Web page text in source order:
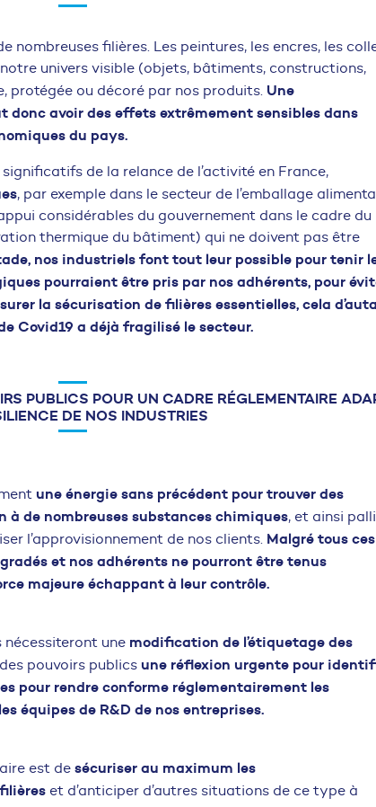
nombreuses filières. Les peintures, les encres, les
univers visible (objets, bâtiments, constructions,
protégée ou décoré par nos produits. Une
avoir des effets extrêmement sensibles dans
du pays.
de la relance de l’activité en France,
, par exemple dans le secteur de l’emballage
considérables du gouvernement dans le cadre du
thermique du bâtiment) qui ne doivent pas être
nos industriels font tout leur possible pour tenir
pourraient être pris par nos adhérents, pour
la sécurisation de filières essentielles, cela
Covid19 a déjà fragilisé le secteur.
PUBLICS POUR UN CADRE RÉGLEMENTAIRE
DE NOS INDUSTRIES
une énergie sans précédent pour trouver des
de nombreuses substances chimiques, et ainsi
l’approvisionnement de nos clients. Malgré tous ces
et nos adhérents ne pourront être tenus
majeure échappant à leur contrôle.
nécessiteront une modification de l’étiquetage des
pouvoirs publics une réflexion urgente pour
pour rendre conforme réglementairement les
équipes de R&D de nos entreprises.
est de sécuriser au maximum les
et d’anticiper d’autres situations de ce type à